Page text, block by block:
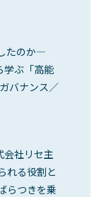
たのか―
学ぶ「高能
バナンス／
会社リセ主
れる役割と
らつきを乗